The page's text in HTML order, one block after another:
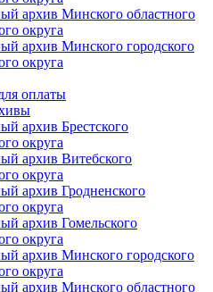
архив Минского областного
округа
архив Минского городского
округа
оплаты
архив Брестского
округа
архив Витебского
округа
архив Гродненского
округа
архив Гомельского
округа
архив Минского городского
округа
архив Минского областного